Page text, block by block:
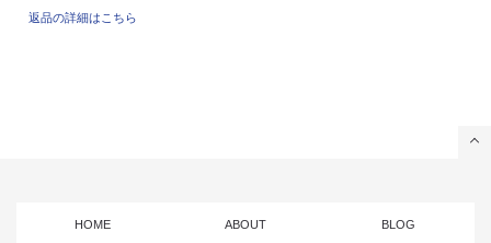
返品の詳細はこちら
HOME ABOUT BLOG